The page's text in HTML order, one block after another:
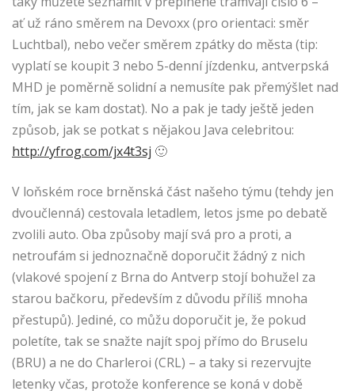
ať už ráno směrem na Devoxx (pro orientaci: směr
Luchtbal), nebo večer směrem zpátky do města (tip:
vyplatí se koupit 3 nebo 5-denní jízdenku, antverpská
MHD je poměrně solidní a nemusíte pak přemýšlet nad
tím, jak se kam dostat). No a pak je tady ještě jeden
způsob, jak se potkat s nějakou Java celebritou:
http://yfrog.com/jx4t3sj 🙂
V loňském roce brněnská část našeho týmu (tehdy jen
dvoučlenná) cestovala letadlem, letos jsme po debatě
zvolili auto. Oba způsoby mají svá pro a proti, a
netroufám si jednoznačně doporučit žádný z nich
(vlakové spojení z Brna do Antverp stojí bohužel za
starou bačkoru, především z důvodu příliš mnoha
přestupů). Jediné, co můžu doporučit je, že pokud
poletíte, tak se snažte najít spoj přímo do Bruselu
(BRU) a ne do Charleroi (CRL) – a taky si rezervujte
letenky včas, protože konference se koná v době